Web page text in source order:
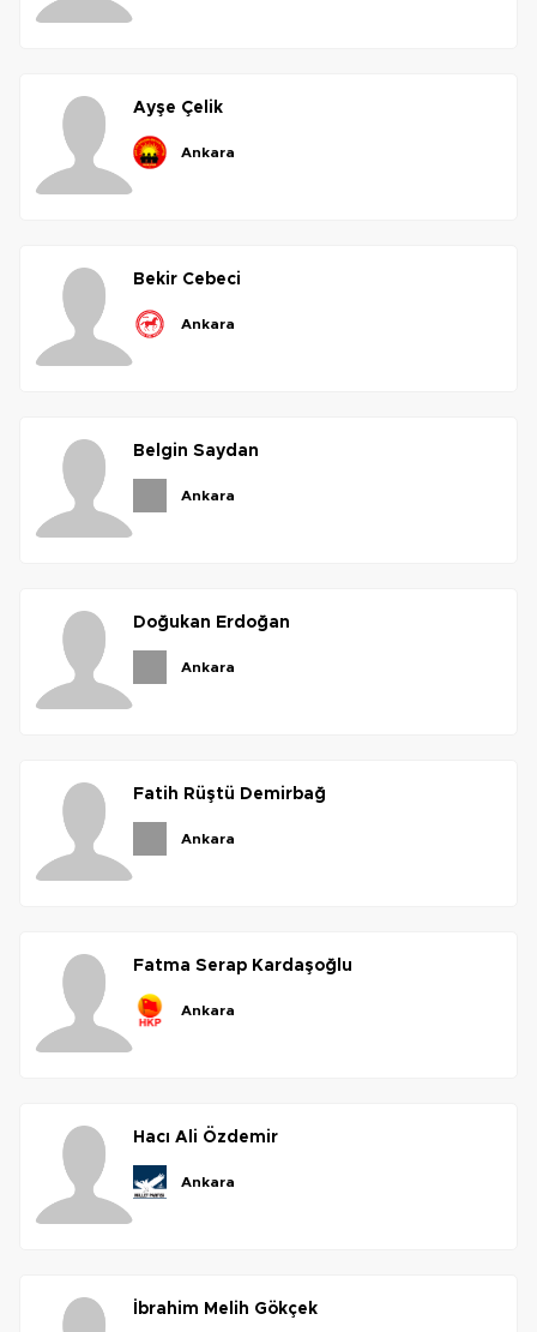
ayşe çelik
ankara
bekir cebeci
ankara
belgin saydan
ankara
doğukan erdoğan
ankara
fatih rüştü demirbağ
ankara
fatma serap kardaşoğlu
ankara
hacı ali özdemir
ankara
i̇brahim melih gökçek